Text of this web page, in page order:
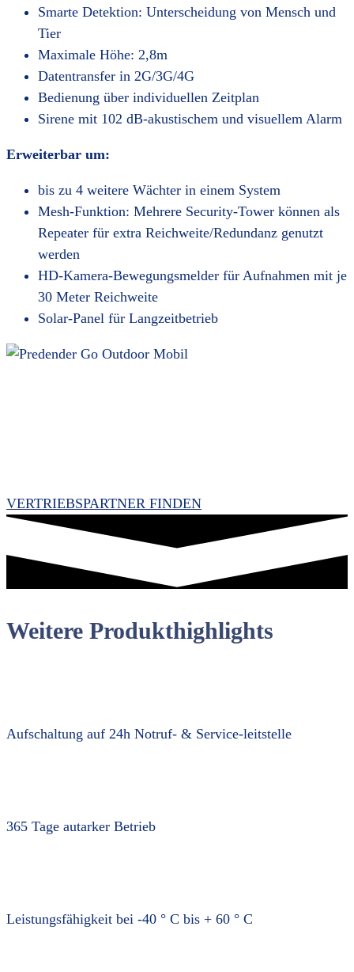
Smarte Detektion: Unterscheidung von Mensch und
Tier
Maximale Höhe: 2,8m
Datentransfer in 2G/3G/4G
Bedienung über individuellen Zeitplan
Sirene mit 102 dB-akustischem und visuellem Alarm
Erweiterbar um:
bis zu 4 weitere Wächter in einem System
Mesh-Funktion: Mehrere Security-Tower können als
Repeater für extra Reichweite/Redundanz genutzt
werden
HD-Kamera-Bewegungsmelder für Aufnahmen mit je
30 Meter Reichweite
Solar-Panel für Langzeitbetrieb
VERTRIEBSPARTNER FINDEN
Weitere Produkthighlights
Aufschaltung auf 24h Notruf- & Service-leitstelle
365 Tage autarker Betrieb
Leistungsfähigkeit bei -40 ° C bis + 60 ° C​